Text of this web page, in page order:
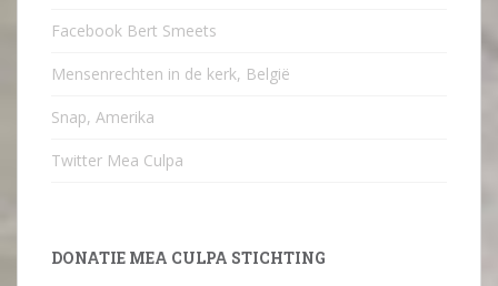
Facebook Bert Smeets
Mensenrechten in de kerk, België
Snap, Amerika
Twitter Mea Culpa
DONATIE MEA CULPA STICHTING